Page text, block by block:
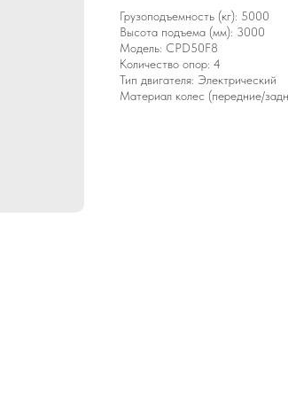
Грузоподъемность (кг): 5000
Высота подъема (мм): 3000
Модель: CPD50F8
Количество опор: 4
Тип двигателя: Электрический
Материал колес (передние/